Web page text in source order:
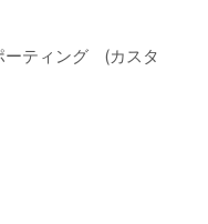
ティング (カスタ